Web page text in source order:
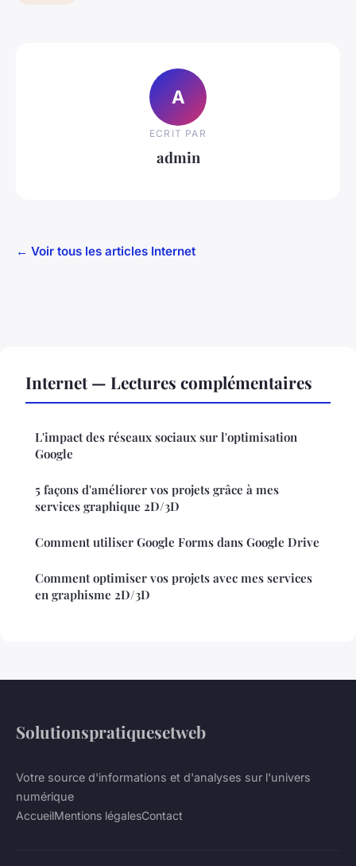
A
ECRIT PAR
admin
← Voir tous les articles Internet
Internet — Lectures complémentaires
L'impact des réseaux sociaux sur l'optimisation
Google
5 façons d'améliorer vos projets grâce à mes
services graphique 2D/3D
Comment utiliser Google Forms dans Google Drive
Comment optimiser vos projets avec mes services
en graphisme 2D/3D
Solutionspratiquesetweb
Votre source d'informations et d'analyses sur l'univers
numérique
AccueilMentions légalesContact